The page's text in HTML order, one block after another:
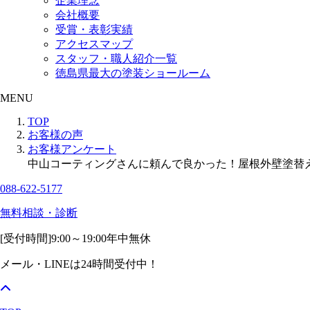
会社概要
受賞・表彰実績
アクセスマップ
スタッフ・職人紹介一覧
徳島県最大の塗装ショールーム
MENU
TOP
お客様の声
お客様アンケート
中山コーティングさんに頼んで良かった！屋根外壁塗替
088-622-5177
無料相談・診断
[受付時間]9:00～19:00年中無休
メール・LINEは24時間受付中！